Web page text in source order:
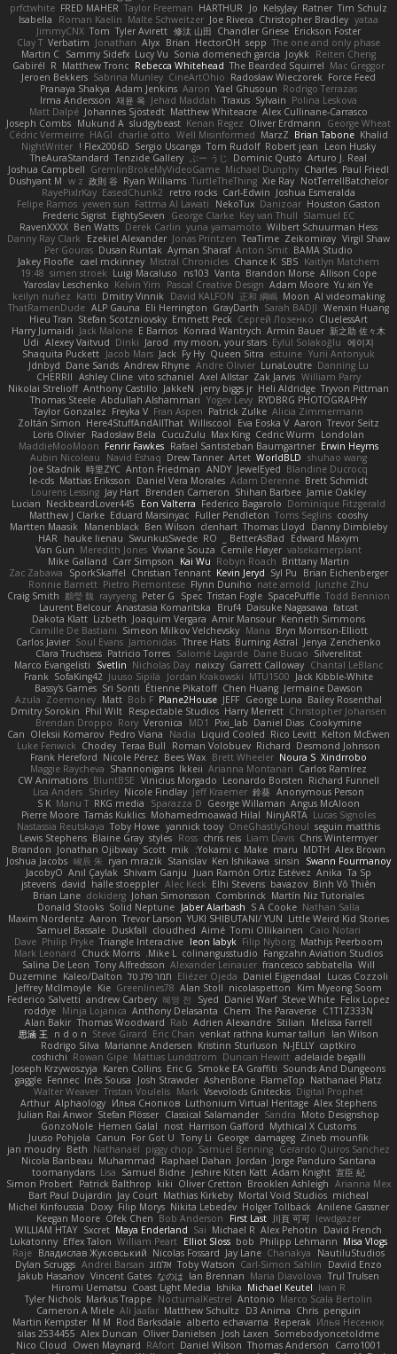
Tim Schulz
Ratner
KelsyJay
Jo
HARTHUR
Taylor Freeman
FRED MAHER
prfctwhite
yataa
Christopher Bradley
Joe Rivera
Malte Schweitzer
Roman Kaelin
Isabella
Erickson Foster
Chandler Griese
修汰 山田
Tyler Avirett
Tom
JimmyCNX
The one and only phase
sepp
HectorOH
Brian
Alyx
Jonathan
Verbatim
Clay T
Reiten Cheng
Joykk
Sonia domenech garcia
Lucy Vu
Sammy Sidefx
Martin C
Mac Greggor
The Bearded Squirrel
Rebecca Whitehead
Matthew Tronc
R
Gabirél
Force Feed
Radosław Wieczorek
CineArtOhio
Sabrina Munley
Jeroen Bekkers
Rodrigo Terrazas
Yael Ghusoun
Aaron
Adam Jenkins
Pranaya Shakya
Polina Leskova
Sylvain
Traxus
Jehad Maddah
재윤 옥
Irma Andersson
Alex Cullinane-Carrasco
Matthew Whiteacre
Johannes Sjöstedt
Matt Dalpé
George Wheat
Oliver Erdmann
Kenan Regez
sludgybeast
Mukund A
Joseph Combs
Khalid
Brian Tabone
MarzZ
Well Misinformed
charlie otto
HAGI
Cédric Vermeirre
Leon Husky
Robert jean
Tom Rudolf
Sergio Uscanga
Flex2006D !
NightWriter
Arturo J. Real
Dominic Qusto
ぶー うじ
Tenzide Gallery
TheAuraStandard
Paul Friedl
Charles
Michael Dunphy
GremlinBrokeMyVideoGame
Joshua Campbell
NotTerrellBatchelor
Xie Ray
TurtleTheThing
Ryan Williams
政則 谷
w z
Dushyant M
Joshua Esmeralda
Carl-Edwin
retro rocks
EasedChunk2
RayePixlrKay
Houston Gaston
Danizoar
NekoTux
Fattma Al Lawati
yewen sun
Felipe Ramos
Slamuel EC
Key van Thull
George Clarke
EightySeven
Frederic Sigrist
Wilbert Schuurman Hess
yuna yamamoto
Derek Carlin
Ben Watts
RavenXXXX
Virgil Shaw
Zeikomiray
TeaTime
Jonas Printzen
Ezekiel Alexander
Danny Ray Clark
BAMA Studio
Anton Smit
Ayman Sharaf
Dusan Runtak
Per Gouras
Kaitlyn Matchem
SBS
Chance K
Mistral Chronicles
cael mckinney
Jakey Floofle
Allison Cope
Brandon Morse
Vanta
ns103
Luigi Macaluso
simen stroek
19:48
Yu xin Ye
Adam Moore
Pascal Creative Design
Kelvin Yim
Yaroslav Leschenko
AI videomaking
Moon
正和 綱嶋
David KALFON
Dmitry Vinnik
Katti
keilyn nuñez
Wenxin Huang
Sarah BADJI
GrayDarth
Eli Herrington
ALP Gauna
ThatRamenDude
CluelessArt
Cергей Лозенко
Emmett Peck
Stefan Scotzniovsky
Hieu Tran
新之助 佐々木
Armin Bauer
Konrad Wantrych
E Barrios
Jack Malone
Harry Jumaidi
에이지
Eylül Solakoğlu
my moon, your stars
Jarod
Dinki
Alexey Vaitvud
Udi
Yurii Antonyuk
estuine
Queen Sitra
Fy Hy
Jack
Jacob Mars
Shaquita Puckett
Danning Lu
LunaLoutre
Andre Olivier
Andrew Rhyne
Dane Sands
Jdnbyd
William Parry
Zak Jarvis
Axel Allstar
vito schaniel
Ashley Cline
CHERRII
Tryvon Pittman
Heli Aldridge
jerry biggs jr
JakkeN
Anthony Castillo
Nikolai Strelioff
RYDBRG PHOTOGRAPHY
Yogev Levy
Abdullah Alshammari
Thomas Steele
Alicia Zimmermann
Patrick Zulke
Fran Aspen
Freyka V
Taylor Gonzalez
Trevor Seitz
Aaron
Eva Eoska V
Williscool
Here4StuffAndAllThat
Zoltán Simon
Londolan
Cedric Wurm
Max King
CucuZulu
Radosław Bela
Loris Olivier
Erwin Heyms
Rafael Santisteban Baumgartner
Fenrir Fawkes
MaddieMooMoon
shuhao wang
WorldBLD
Artet
Drew Tanner
Navid Eshaq
Aubin Nicoleau
Blandine Ducrocq
JewelEyed
ANDY
Anton Friedman
時里ZYC
Joe Stadnik
Brett Schmidt
Adam Derenne
Daniel Vera Morales
Mattias Eriksson
le-cds
Jamie Oakley
Shihan Barbee
Brenden Cameron
Jay Hart
Lourens Lessing
Dominique Fitzgerald
Federico Bagarolo
Eon Valterra
NeckbeardLover445
Lucian
cooshy
Toms Seglins
Fuller Pendleton
Eduard Marsinyac
Matthew J Clarke
Danny Dimbleby
Thomas Lloyd
clenhart
Ben Wilson
Manenblack
Martten Maasik
Edward Maxym
BetterAsBad _
RO
SwunkusSwede
hauke lienau
HAR
valsekamerplant
Cemile Høyer
Viviane Souza
Meredith Jones
Van Gun
Brittany Martin
Robyn Roach
Kai Wu
Carr Simpson
Mike Galland
Brian Eichenberger
Syl Pu
Kevin Jeryd
Christian Tennant
SporkSkaffel
Zac Zabawa
Junzhe Zhu
nate arnold
Flynn Duniho
Pietro Piemontese
Ronnie Barnett
Todd Bennion
SpacePuffle
Tristan Fogle
Spec
Peter G
rayryeng
鸝瑩 魏
Craig Smith
fatcat
Daisuke Nagasawa
Bruf4
Anastasia Komaritska
Laurent Belcour
Kenneth Simmons
Amir Mansour
Joaquim Vergara
Lizbeth
Dakota Klatt
Bryn Morrison-Elliott
Mana
Simeon Milkov Velchevsky
Camille De Bastiani
Jenya Zenchenko
Burning Astral
Three Hats
Jamonidas
Soul Evans
Carlos Javier
Silverelitist
Dane Bucao
Salomé Lagarde
Patricio Torres
Clara Truchsess
Chantal LeBlanc
Garrett Calloway
nøixzy
Nicholas Day
Svetlin
Marco Evangelisti
Jack Kibble-White
MTU1500
Jordan Krakowski
Juuso Sipilä
SofaKing42
Frank
Jermaine Dawson
Chen Huang
Étienne Pikatoff
Sri Sonti
Bassy's Games
Bailey Rosenthal
George Luna
JEFF
Plane2House
Bob F
Matt
Zoemoney
Azula
Christopher Johansen
Harry Merrett
Respectable Studios
Phil Wilt
Dmitry Sorokin
Cookymine
Daniel Dias
Pixi_lab
MD1
Veronica
Rory
Brendan Droppo
Kelton McEwen
Rico Levitt
Liquid Cooled
Nadia
Pedro Viana
Oleksii Komarov
Can
Desmond Johnson
Richard
Roman Volobuev
Teraa Bull
Chodey
Luke Fenwick
Xindrrobo
Noura S
Brett Wheeler
Bees Wax
Nicole Pérez
Frank Hereford
Carlos Ramírez
Arianna Montanari
Ikkeii
Shannonigans
Maggie Raycheva
Richard Funnell
Leonardo Borsten
Vinicius Morgado
BluntBSE
CW Animations
Anonymous Person
鈴葵
Jeff Kraemer
Nicole Findlay
Shirley
Lisa Anders
Angus McAloon
George Willaman
Sparazza D
RKG media
Manu T
S K
Lucas Signoles
NinjARTA
Mohamedmoawad Hilal
Tamás Kuklics
Pierre Moore
seguin matthis
OneGhastlyGhoul
yannick tooy
Toby Howe
Nastassia Reutskaya
Chris Wintermyer
Liam Davis
chris reis
Ross
styles
Blaine Gray
Lewis Stephens
Alex Brown
MDTH
maru
Make
Yokami c:
mik
Scott
Jonathan Ojibway
Brandon
Swann Fourmanoy
sinsin
Ken Ishikawa
Stanislav
ryan mrazik
峻辰 朱
Joshua Jacobs
Ta Sp
Anika
Juan Ramón Ortiz Estévez
Shivam Ganju
Anıl Çaylak
JacobyO
Bình Võ Thiên
bavazov
Elhi Stevens
Alec Keck
halle stoeppler
david
jstevens
Martín Niz Tutoriales
Combrinck
Johan Simonsson
dokiderg
Brian Lane
Nathan Salla
S A Cooke
Jaber Alarbash
Solid Neptune
Donald Stooks
Little Weird Kid Stories
YUKI SHIBUTANI/ YUN
Trevor Larson
Aaron
Maxim Nordentz
Caio Notari
Tomi Ollikainen
Aimé
cloudhed
Duskfall
Samuel Bassale
Mathijs Peerboom
Filip Nyborg
leon labyk
Triangle Interactive
Philip Pryke
Dave
Fangzahn Aviation Studios
colinangusstudio
Mike L.
Chuck Morris
Mark Leonard
Will
francesco sabbatella
Alexander Leinauer
Tony Alfredsson
Salina De Leon
Lucas Cozzoli
Daniel Eijgendaal
Eliézer Ojeda תמר פלג טל Kaleo/Dalton
Duzemine
Kim Myeong Soom
nicolaspetton
Alan Stoll
Greenlines78
Kie
Jeffrey McIlmoyle
Felix Lopez
Steve White
Daniel Warf
Syed
혜영 전
andrew Carbery
Federico Salvetti
C1T1Z333N
The Paraverse
Chem
Anthony Delasanta
Minja Lojanica
roddye
Melissa Farrell
Stilian
Adrien Alexandre
Rab
Thomas Woodward
Alan Bakir
Ian Wilson
venkat rathna kumar talluri
Eric Chan
Steve Girard
n d o n
思涵 王
captkiro
N-JELLY
Kristinn Sturluson
Marianne Andersen
Rodrigo Silva
adelaide begalli
Duncan Hewitt
Mattias Lundstrom
Rowan Gipe
coshichi
Sounds And Dungeons
Smoke EA Graffiti
Eric G
Karen Collins
Joseph Krzywoszyja
Nathanaël Platz
FlameTop
AshenBone
Josh Strawder
Inês Sousa
Fennec
gaggle
Digital Prophet
Vsevolods Gniteckis
Mark
Tristan Voulelis
Walter Weaver
Alex Stephens
Luthonium Virtual Heritage
Илья Снопков
Alphaology
Arthur
Moto Designshop
Sandra
Classical Salamander
Stefan Plösser
Julian Rai Anwor
Mythical X Customs
Harrison Gafford
nost
Hemen Galal
GonzoNole
Zineb mounfik
damageg
George
Tony Li
For Got U
Canun
Juuso Pohjola
Gerardo Quiros Sanchez
Samuel Benning
piggy chop
Nathanaël
Beth
jan moudry
Jorge Panduro Santana
Jordan
Raphael Dahan
Muhammad
Nicola Baribeau
宣臣 紀
Adam Knight
Jeshire Kiten Katt
Samuel Bidne
Lisa
toomanydans
Arianna Mex
Brooklen Ashleigh
Oliver Cretton
kiki
Patrick Balthrop
Simon Probert
micheal
Mortal Void Studios
Mathias Kirkeby
Jay Court
Bart Paul Dujardin
Anilene Gassner
Holger Tollbäck
Nikita Lebedev
Filip Morys
Doxy
Michel Kinfoussia
lewdgazer
川頁 可可
First Last
Bob Anderson
Ofek Chen
Keegan Moore
David French
Alex Pehotin
Michael R
Sai
Maya Enderland
Sxcret
WILLIAM HTAY
Misa Vlogs
Philipp Lehmann
bob
Elliot Sloss
William Peart
Effex Talon
Lukatonny
NautiluStudios
Chanakya
Jay Lane
Nicolas Fossard
Владислав Жуковський
Raje
Daviid Enzo
Carl-Simon Sahlin
Toby Watson אלמוג Andrei Barsan
Dylan Scruggs
Trul Trulsen
Maria Diavolova
Ian Brennan
なのは
Vincent Gates
Jakub Hasanov
Ivan R
Michael Keutel
Ishika
Coast Light Media
Hiromi Uematsu
Marco Scala Bertolin
Antonio
NocturnalKestrel
Markus Trappe
Tyler Nichols
penguin
Chris
D3 Anima
Matthew Schultz
Ali Jaafar
Cameron A Miele
Илья Несенюк
Reperak
alberto echavarria
Rod Barksdale
M M
Martin Kempster
Somebodyoncetoldme
Josh Laxen
Oliver Danielsen
Alex Duncan
silas 2534455
Carro1001
Thomas Anderson
Daniel Wilson
RAfort
Owen Maynard
Nico Cloud